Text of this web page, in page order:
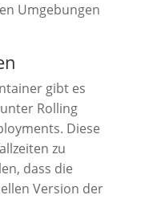
Umgebungen
gibt es
Rolling
Diese
zu
dass die
Version der